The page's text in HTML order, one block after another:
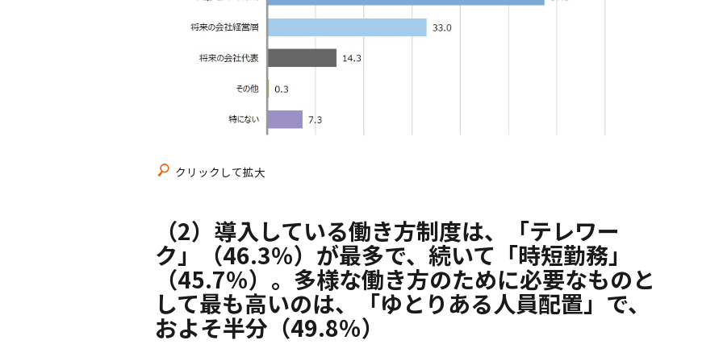
クリックして拡大
（2）導入している働き方制度は、「テレワー
ク」（46.3％）が最多で、続いて「時短勤務」
（45.7％）。多様な働き方のために必要なものと
して最も高いのは、「ゆとりある人員配置」で、
およそ半分（49.8％）